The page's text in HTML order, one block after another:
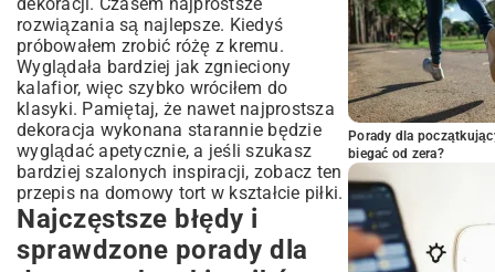
rozwiązania są najlepsze. Kiedyś
próbowałem zrobić różę z kremu.
Wyglądała bardziej jak zgnieciony
kalafior, więc szybko wróciłem do
klasyki. Pamiętaj, że nawet najprostsza
dekoracja wykonana starannie będzie
wyglądać apetycznie, a jeśli szukasz
bardziej szalonych inspiracji, zobacz ten
przepis na domowy tort w kształcie piłki.
Najczęstsze błędy i
sprawdzone porady dla
Porady dla
biegać od zera?